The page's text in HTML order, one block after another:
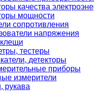
качества
мощности
сопротивления
напряжения
тестеры
детекторы
приборы
измерители
рукава